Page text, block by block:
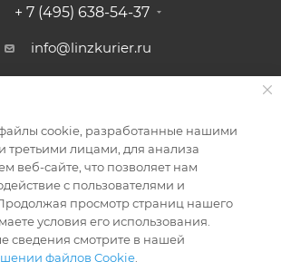
+ 7 (495) 638-54-37
info@linzkurier.ru
cookie, разработанные нашими
третьими лицами, для анализа
веб-сайте, что позволяет нам
с пользователями и
просмотр страниц нашего
условия его использования.
сведения смотрите в нашей
файлов Cookie